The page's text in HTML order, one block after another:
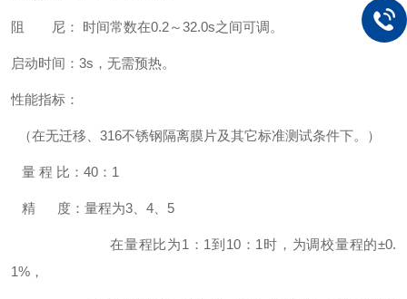
阻 尼： 时间常数在0.2～32.0s之间可调。
启动时间：3s，无需预热。
性能指标：
（在无迁移、316不锈钢隔离膜片及其它标准测试条件下。）
量 程 比：40：1
精 度：量程为3、4、5
在量程比为1：1到10：1时，为调校量程的±0.
1%，